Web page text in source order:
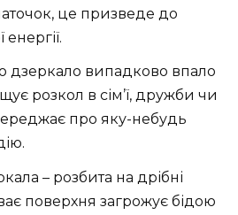
це призведе до
дзеркало випадково впало
розкол в сім’ї, дружби чи
про яку-небудь
– розбита на дрібні
поверхня загрожує бідою